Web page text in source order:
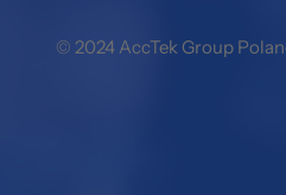
© 2024 AccTek Group